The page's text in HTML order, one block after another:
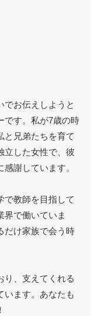
でお伝えしようと
です。私が7歳の時
と兄弟たちを育て
立した女性で、彼
謝しています。
で教師を目指して
界で働いていま
だけ家族で会う時
り、支えてくれる
います。あなたも